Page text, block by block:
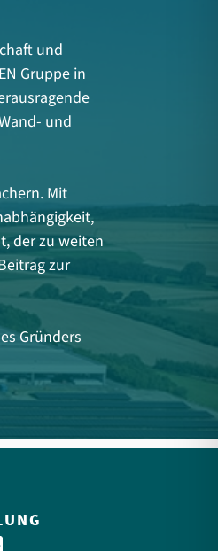
und
Gruppe in
und
Mit
der zu weiten
zur
Gründers